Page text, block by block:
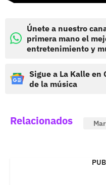
Únete a nuestro
primera mano el
entretenimiento y
Sigue a La Kalle en
de la música
Relacionados